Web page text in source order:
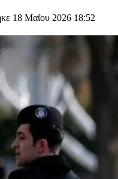
18 Μαΐου 2026 18:52